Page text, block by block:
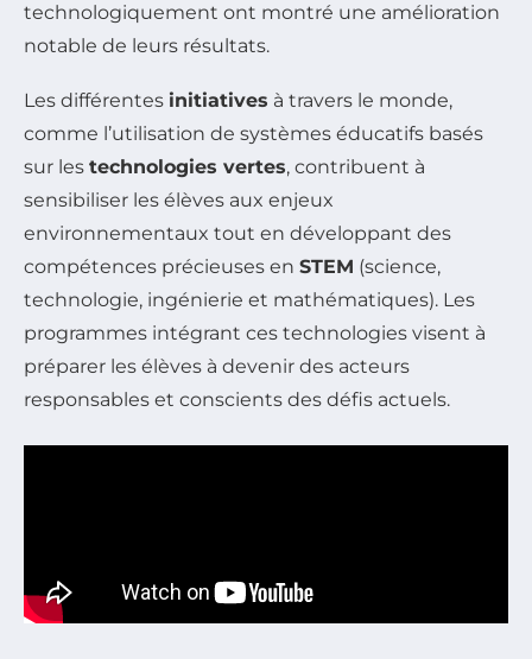
technologiquement ont montré une amélioration
notable de leurs résultats.
Les différentes initiatives à travers le monde,
comme l’utilisation de systèmes éducatifs basés
sur les technologies vertes, contribuent à
sensibiliser les élèves aux enjeux
environnementaux tout en développant des
compétences précieuses en STEM (science,
technologie, ingénierie et mathématiques). Les
programmes intégrant ces technologies visent à
préparer les élèves à devenir des acteurs
responsables et conscients des défis actuels.